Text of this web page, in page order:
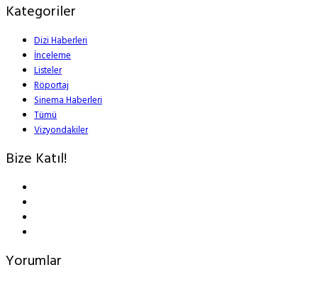
Kategoriler
Dizi Haberleri
İnceleme
Listeler
Röportaj
Sinema Haberleri
Tümü
Vizyondakiler
Bize Katıl!
Yorumlar